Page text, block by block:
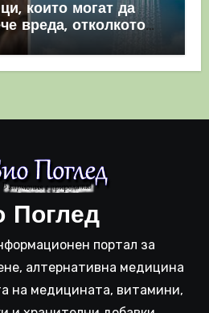
които могат да
вреда, отколкото
Поглед
портал за
алтернативна медицина
на медицината, витамини,